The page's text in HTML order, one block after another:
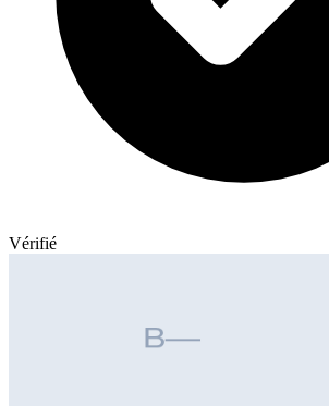
Vérifié